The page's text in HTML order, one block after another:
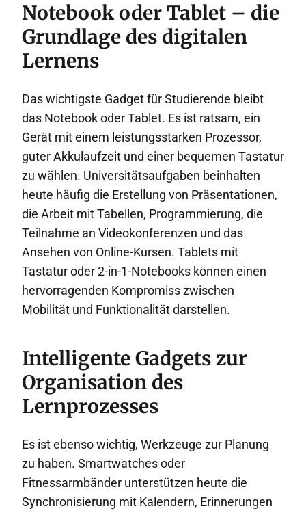
Notebook oder Tablet – die
Grundlage des digitalen
Lernens
Das wichtigste Gadget für Studierende bleibt
das Notebook oder Tablet. Es ist ratsam, ein
Gerät mit einem leistungsstarken Prozessor,
guter Akkulaufzeit und einer bequemen Tastatur
zu wählen. Universitätsaufgaben beinhalten
heute häufig die Erstellung von Präsentationen,
die Arbeit mit Tabellen, Programmierung, die
Teilnahme an Videokonferenzen und das
Ansehen von Online-Kursen. Tablets mit
Tastatur oder 2-in-1-Notebooks können einen
hervorragenden Kompromiss zwischen
Mobilität und Funktionalität darstellen.
Intelligente Gadgets zur
Organisation des
Lernprozesses
Es ist ebenso wichtig, Werkzeuge zur Planung
zu haben. Smartwatches oder
Fitnessarmbänder unterstützen heute die
Synchronisierung mit Kalendern, Erinnerungen